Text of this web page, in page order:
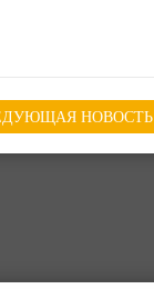
НОВОСТЬ